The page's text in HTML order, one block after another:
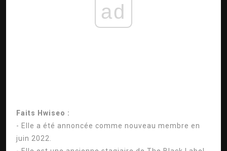
ad
Faits Hwiseo :
- Elle a été annoncée comme nouveau membre en
juin 2022.